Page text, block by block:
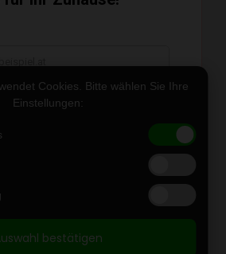
Cookies. Bitte wählen Sie Ihre
Einstellungen:
bestätigen